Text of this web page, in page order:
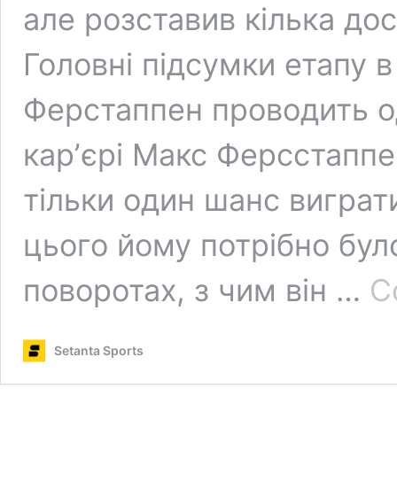
але розставив кілька
Головні підсумки етапу
Ферстаппен проводить
карʼєрі Макс
тільки один шанс
цього йому потрібно
поворотах, з чим він …
Setanta Sports